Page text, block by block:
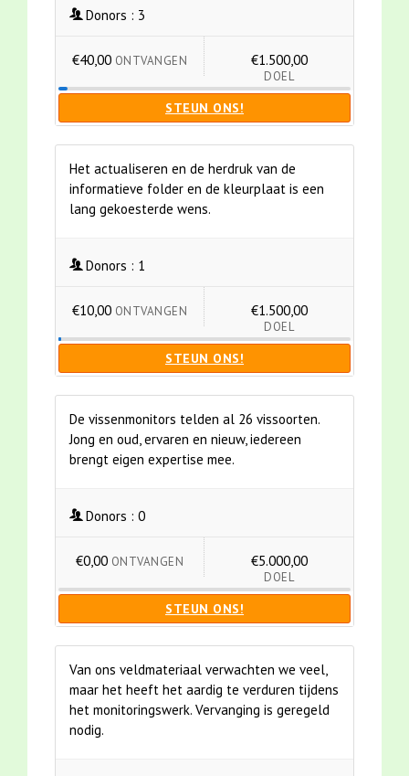
Donors : 3
€40,00 ONTVANGEN €1.500,00
DOEL
STEUN ONS!
Het actualiseren en de herdruk van de
informatieve folder en de kleurplaat is een
lang gekoesterde wens.
Donors : 1
€10,00 ONTVANGEN €1.500,00
DOEL
STEUN ONS!
De vissenmonitors telden al 26 vissoorten.
Jong en oud, ervaren en nieuw, iedereen
brengt eigen expertise mee.
Donors : 0
€0,00 ONTVANGEN €5.000,00
DOEL
STEUN ONS!
Van ons veldmateriaal verwachten we veel,
maar het heeft het aardig te verduren tijdens
het monitoringswerk. Vervanging is geregeld
nodig.